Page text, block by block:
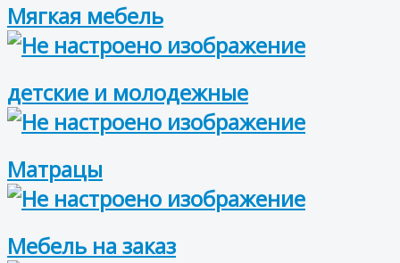
Мягкая мебель
детские и молодежные
Матрацы
Мебель на заказ